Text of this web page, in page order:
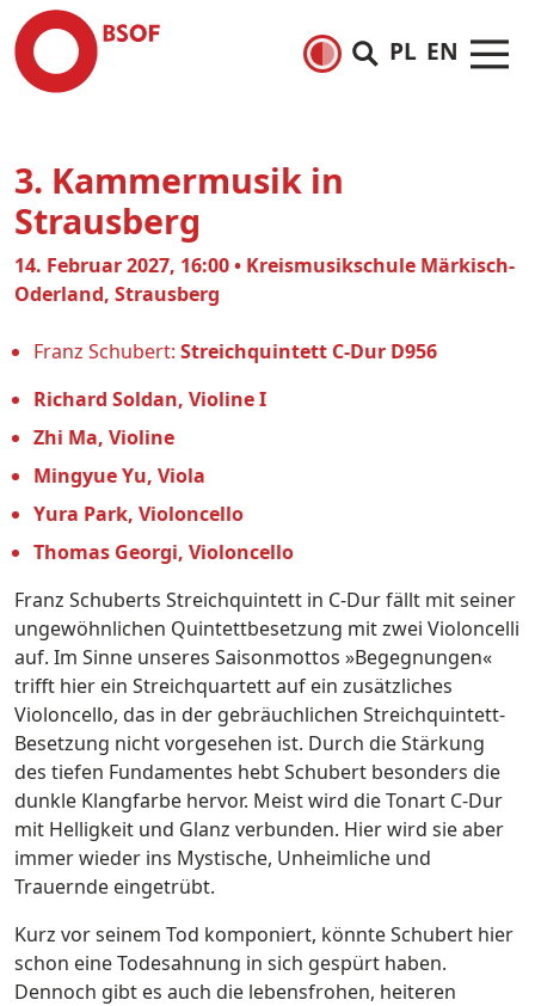
PL EN
3. Kammermusik in
Strausberg
14. Februar 2027, 16:00 • Kreismusikschule Märkisch-
Oderland, Strausberg
Franz Schubert: Streichquintett C-Dur D956
Richard Soldan, Violine I
Zhi Ma, Violine
Mingyue Yu, Viola
Yura Park, Violoncello
Thomas Georgi, Violoncello
Franz Schuberts Streichquintett in C-Dur fällt mit seiner
ungewöhnlichen Quintettbesetzung mit zwei Violoncelli
auf. Im Sinne unseres Saisonmottos »Begegnungen«
trifft hier ein Streichquartett auf ein zusätzliches
Violoncello, das in der gebräuchlichen Streichquintett-
Besetzung nicht vorgesehen ist. Durch die Stärkung
des tiefen Fundamentes hebt Schubert besonders die
dunkle Klangfarbe hervor. Meist wird die Tonart C-Dur
mit Helligkeit und Glanz verbunden. Hier wird sie aber
immer wieder ins Mystische, Unheimliche und
Trauernde eingetrübt.
Kurz vor seinem Tod komponiert, könnte Schubert hier
schon eine Todesahnung in sich gespürt haben.
Dennoch gibt es auch die lebensfrohen, heiteren